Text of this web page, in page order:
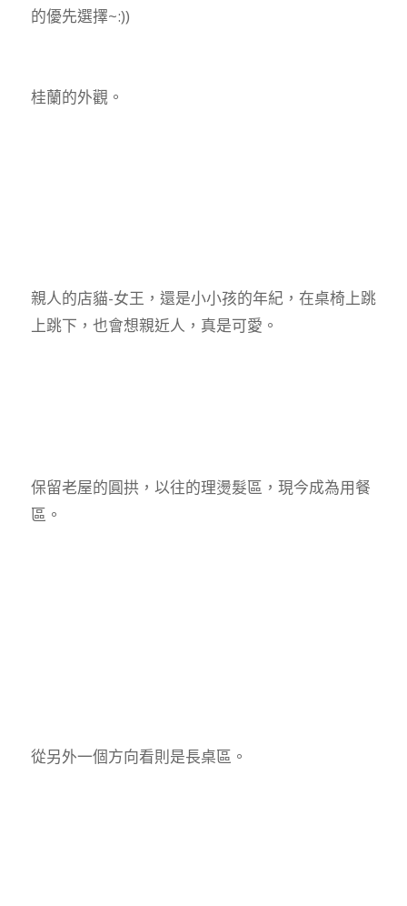
的優先選擇~:))
桂蘭的外觀。
親人的店貓-女王，還是小小孩的年紀，在桌椅上跳
上跳下，也會想親近人，真是可愛。
保留老屋的圓拱，以往的理燙髮區，現今成為用餐
區。
從另外一個方向看則是長桌區。